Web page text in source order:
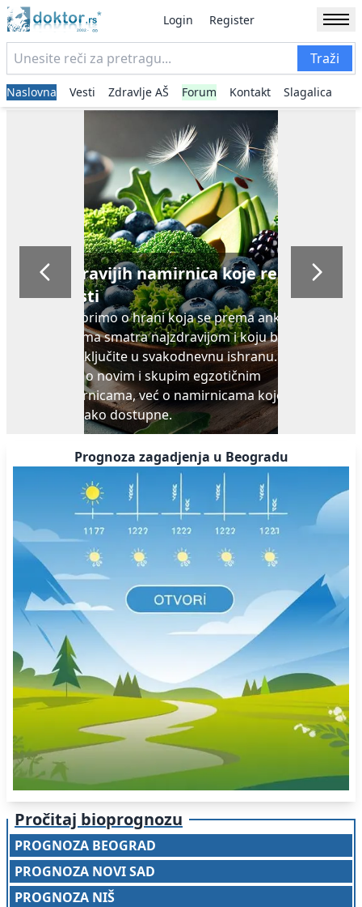
Login Register
Traži
Naslovna Vesti Zdravlje AŠ Forum Kontakt Slagalica
Ne možete da odolite slatkišima?
Rešenje može biti jednostavno...
Ukoliko nikako ne uspevate da odolite slatkišima
kada ste umorni ili pod stresom, aromaterapija vam
može biti od pomoći. Naime, istraživanja su pokazala
da mirisi pojedinih eteričnih ulja pomažu u kontroli
apetita i čak smanjuju žudnju za slatkišima...
Prognoza zagadjenja u Beogradu
Pročitaj bioprognozu
PROGNOZA BEOGRAD
PROGNOZA NOVI SAD
PROGNOZA NIŠ